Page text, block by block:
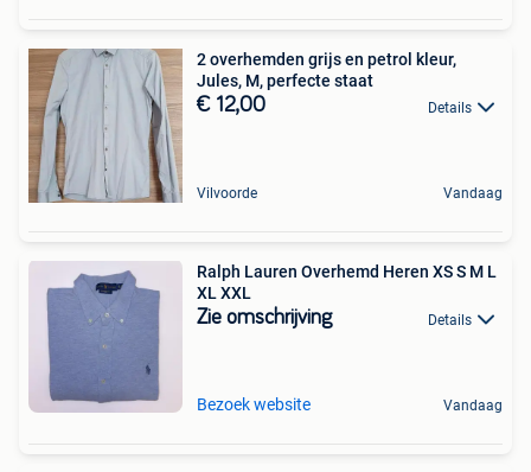
2 overhemden grijs en petrol kleur,
Jules, M, perfecte staat
€ 12,00 Details
Vilvoorde Vandaag
Ralph Lauren Overhemd Heren XS S M L
XL XXL
Zie omschrijving Details
Bezoek website Vandaag